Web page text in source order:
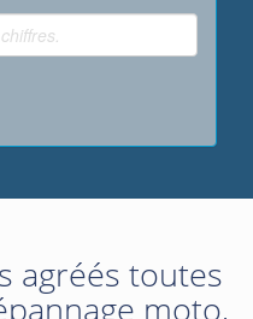
agréés toutes
moto,